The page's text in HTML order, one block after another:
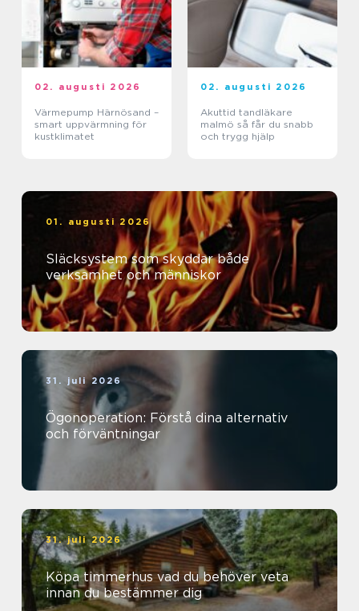
02. augusti 2026
Värmepump Härnösand –
smart uppvärmning för
kustklimatet
02. augusti 2026
Akuttid tandläkare
malmö så får du snabb
och trygg hjälp
01. augusti 2026
Släcksystem som skyddar både
verksamhet och människor
31. juli 2026
Ögonoperation: Förstå dina alternativ
och förväntningar
31. juli 2026
Köpa timmerhus vad du behöver veta
innan du bestämmer dig